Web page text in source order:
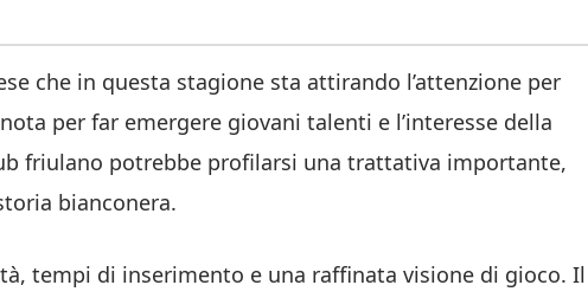
che in questa stagione sta attirando l’attenzione per
per far emergere giovani talenti e l’interesse della
friulano potrebbe profilarsi una trattativa importante,
bianconera.
tempi di inserimento e una raffinata visione di gioco. Il